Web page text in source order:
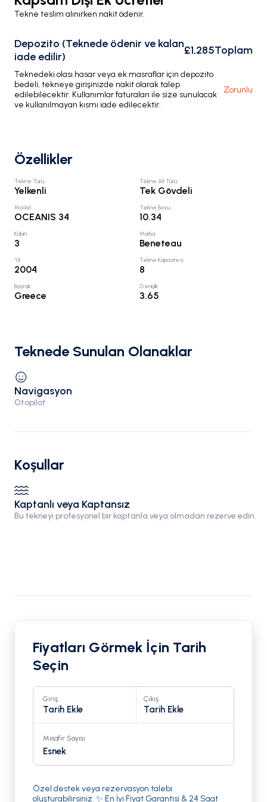
Tekne teslim alınırken nakit ödenir.
Depozito (Teknede ödenir ve kalan
iade edilir)
£1,285Toplam
Teknedeki olası hasar veya ek masraflar için depozito
bedeli, tekneye girişinizde nakit olarak talep
edilebilecektir. Kullanımlar faturaları ile size sunulacak
ve kullanılmayan kısmı iade edilecektir.
Zorunlu
Özellikler
Tekne Türü:
Yelkenli
Tekne Alt Türü:
Tek Gövdeli
Model:
OCEANIS 34
Tekne Boyu:
10.34
Kabin:
3
Marka:
Beneteau
Yıl:
2004
Tekne Kapasitesi:
8
Bayrak:
Greece
Genişlik:
3.65
Teknede Sunulan Olanaklar
Navigasyon
Otopilot
Koşullar
Kaptanlı veya Kaptansız
Bu tekneyi profesyonel bir kaptanla veya olmadan rezerve edin.
Fiyatları Görmek İçin Tarih
Seçin
Giriş
Tarih Ekle
Çıkış
Tarih Ekle
Misafir Sayısı
Esnek
Özel destek veya rezervasyon talebi
oluşturabilirsiniz. ✨ En İyi Fiyat Garantisi & 24 Saat